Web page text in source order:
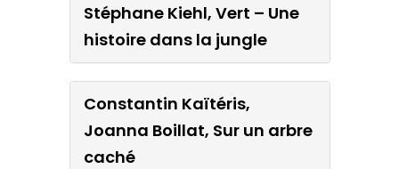
Stéphane Kiehl, Vert – Une
histoire dans la jungle
Constantin Kaïtéris,
Joanna Boillat, Sur un arbre
caché